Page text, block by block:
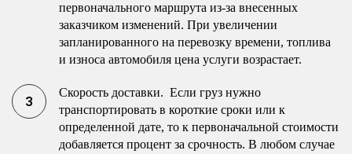
первоначального маршрута из-за внесенных
заказчиком изменений. При увеличении
запланированного на перевозку времени, топлива
и износа автомобиля цена услуги возрастает.
Скорость доставки. Если груз нужно
транспортировать в короткие сроки или к
определенной дате, то к первоначальной стоимости
добавляется процент за срочность. В любом случае